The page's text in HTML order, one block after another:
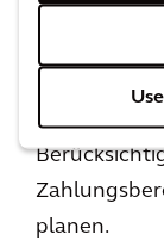
optimieren.
und
planen.